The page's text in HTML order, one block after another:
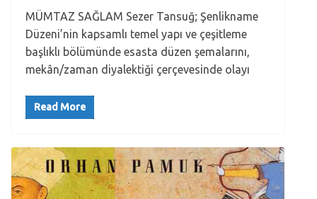
MÜMTAZ SAĞLAM Sezer Tansuğ; Şenlikname
Düzeni’nin kapsamlı temel yapı ve çeşitleme
başlıklı bölümünde esasta düzen şemalarını,
mekân/zaman diyalektiği çerçevesinde olayı
Read More